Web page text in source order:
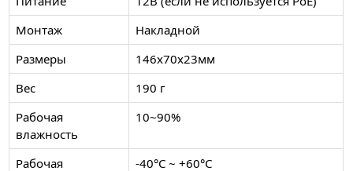
Монтаж
Накладной
Размеры
146x70x23мм
Вес
190 г
Рабочая
влажность
10~90%
Рабочая -40°C ~ +60°C